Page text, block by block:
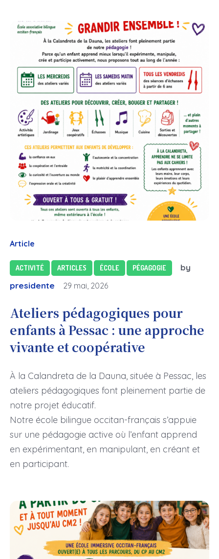
Article
ACTIVITÉ ARTICLES ÉCOLE PÉGAGOGIE
by
presidente
29 mai, 2026
Ateliers pédagogiques pour
enfants à Pessac : une approche
vivante et coopérative
À la Calandreta de la Dauna, située à Pessac, les
ateliers pédagogiques font pleinement partie de
notre projet éducatif.
Notre école bilingue occitan-français s’appuie
sur une pédagogie active où l’enfant apprend
en expérimentant, en manipulant, en créant et
en participant.